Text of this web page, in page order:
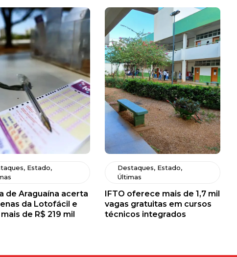
, Estado,
de Araguaína acerta
da Lotofácil e
de R$ 219 mil
Destaques, Estado,
Últimas
IFTO oferece mais de 1,7 mil
vagas gratuitas em cursos
técnicos integrados